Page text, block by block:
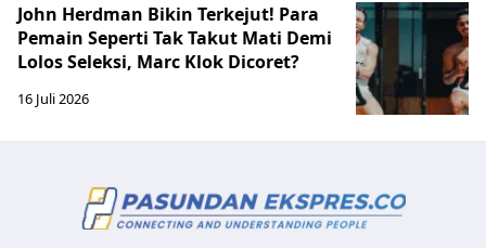
John Herdman Bikin Terkejut! Para
Pemain Seperti Tak Takut Mati Demi
Lolos Seleksi, Marc Klok Dicoret?
16 Juli 2026